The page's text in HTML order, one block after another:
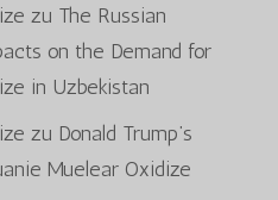
zu The Russian
on the Demand for
in Uzbekistan
zu Donald Trump’s
Muelear Oxidize